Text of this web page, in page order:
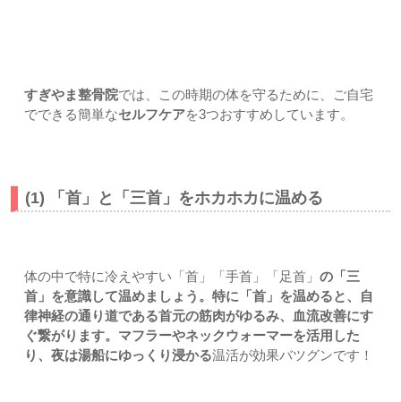
すぎやま整骨院では、この時期の体を守るために、ご自宅
でできる簡単なセルフケアを3つおすすめしています。
(1) 「首」と「三首」をホカホカに温める
体の中で特に冷えやすい「首」「手首」「足首」 の「三
首」を意識して温めましょう。特に「首」を温めると、自
律神経の通り道である首元の筋肉がゆるみ、血流改善にす
ぐ繋がります。マフラーやネックウォーマーを活用した
り、夜は湯船にゆっくり浸かる温活が効果バツグンです！